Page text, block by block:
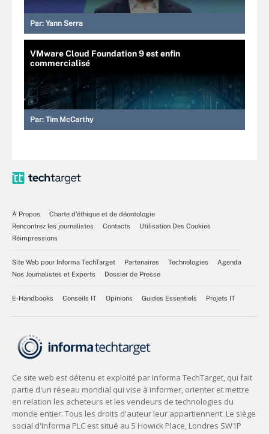
Par: Yann Serra
VMware Cloud Foundation 9 est enfin
commercialisé
Par: Tim McCarthy
À Propos
Charte d’éthique et de déontologie
Rencontrez les journalistes
Contacts
Utilisation Des Cookies
Réimpressions
Site Web pour Informa TechTarget Partenaires Technologies
Agenda
Nos Journalistes et Experts
Dossier de Presse
E-Handbooks Conseils IT Opinions Guides Essentiels Projets IT